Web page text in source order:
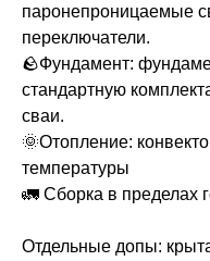
паронепроницаемые
переключатели.
🪨Фундамент:
стандартную
сваи.
🌞Отопление:
температуры
🚛 Сборка в пределах
Отдельные допы: